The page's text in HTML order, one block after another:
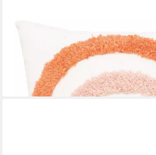
Dekokissen Dekokissen
UVP33,99 €
lieferbar in 3 Wochen